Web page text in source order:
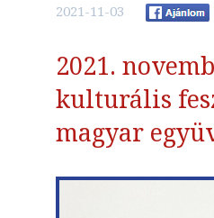
2021-11-03
2021.
kulturális
magyar